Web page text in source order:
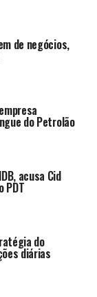
de negócios,
do Petrolão
acusa Cid
PDT
do
diárias